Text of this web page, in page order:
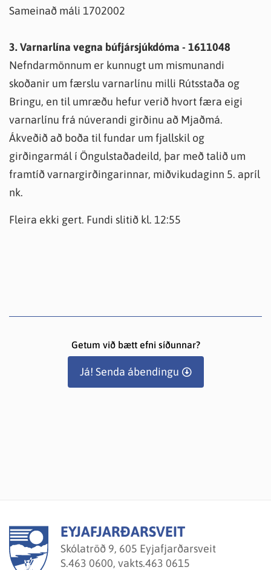
Sameinað máli 1702002
3. Varnarlína vegna búfjársjúkdóma - 1611048
Nefndarmönnum er kunnugt um mismunandi
skoðanir um færslu varnarlínu milli Rútsstaða og
Bringu, en til umræðu hefur verið hvort færa eigi
varnarlínu frá núverandi girðinu að Mjaðmá.
Ákveðið að boða til fundar um fjallskil og
girðingarmál í Öngulstaðadeild, þar með talið um
framtíð varnargirðingarinnar, miðvikudaginn 5. apríl
nk.
Fleira ekki gert. Fundi slitið kl. 12:55
Getum við bætt efni síðunnar?
Já! Senda ábendingu
EYJAFJARÐARSVEIT
Skólatröð 9, 605 Eyjafjarðarsveit
S.463 0600, vakts.463 0615